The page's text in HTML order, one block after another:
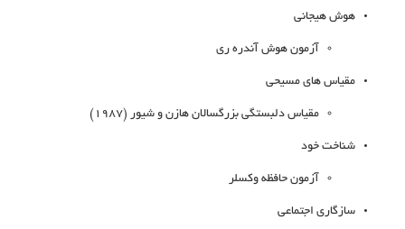
هوش هیجانی
آزمون هوش آندره ری
مقیاس های مسیحی
مقیاس دلبستگی بزرگسالان هازن و شیور (1987)
شناخت خود
آزمون حافظه وکسلر
سازگاری اجتماعی